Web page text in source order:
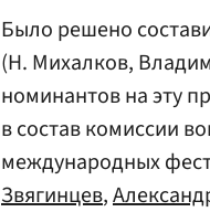
Было решено
(Н. Михалков,
номинантов на эту
в состав комиссии
международных
Звягинцев,